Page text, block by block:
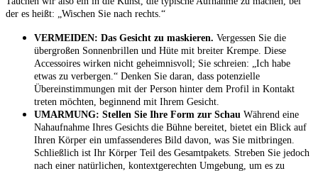
der es heißt: „Wischen Sie nach rechts.“
VERMEIDEN: Das Gesicht zu maskieren. Vergessen Sie die
übergroßen Sonnenbrillen und Hüte mit breiter Krempe. Diese
Accessoires wirken nicht geheimnisvoll; Sie schreien: „Ich habe
etwas zu verbergen.“ Denken Sie daran, dass potenzielle
Übereinstimmungen mit der Person hinter dem Profil in Kontakt
treten möchten, beginnend mit Ihrem Gesicht.
UMARMUNG: Stellen Sie Ihre Form zur Schau Während eine
Nahaufnahme Ihres Gesichts die Bühne bereitet, bietet ein Blick auf
Ihren Körper ein umfassenderes Bild davon, was Sie mitbringen.
Schließlich ist Ihr Körper Teil des Gesamtpakets. Streben Sie jedoch
nach einer natürlichen, kontextgerechten Umgebung, um es zu